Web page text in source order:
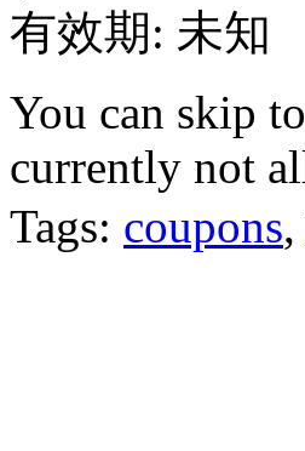
有效期: 未知
You can skip
currently not
Tags: coupons,